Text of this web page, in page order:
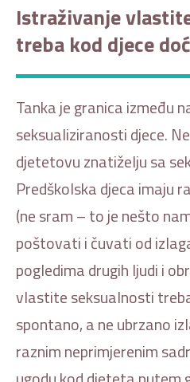
Istraživanje
treba kod djece
Tanka je granica između
seksualiziranosti djece.
djetetovu znatiželju sa
Predškolska djeca imaju
(ne sram – to je nešto
poštovati i čuvati od
pogledima drugih ljudi i
vlastite seksualnosti
spontano, a ne ubrzano
raznim neprimjerenim